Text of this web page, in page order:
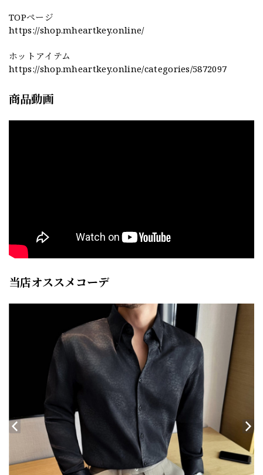
TOPページ
https://shop.mheartkey.online/
ホットアイテム
https://shop.mheartkey.online/categories/5872097
商品動画
当店オススメコーデ